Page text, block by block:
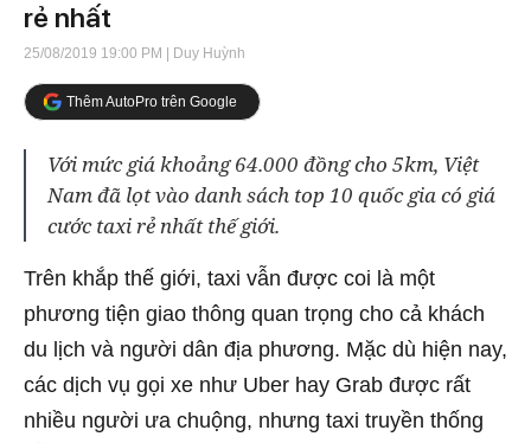
rẻ nhất
25/08/2019 19:00 PM | Duy Huỳnh
Thêm AutoPro trên Google
Với mức giá khoảng 64.000 đồng cho 5km, Việt
Nam đã lọt vào danh sách top 10 quốc gia có giá
cước taxi rẻ nhất thế giới.
Trên khắp thế giới, taxi vẫn được coi là một
phương tiện giao thông quan trọng cho cả khách
du lịch và người dân địa phương. Mặc dù hiện nay,
các dịch vụ gọi xe như Uber hay Grab được rất
nhiều người ưa chuộng, nhưng taxi truyền thống